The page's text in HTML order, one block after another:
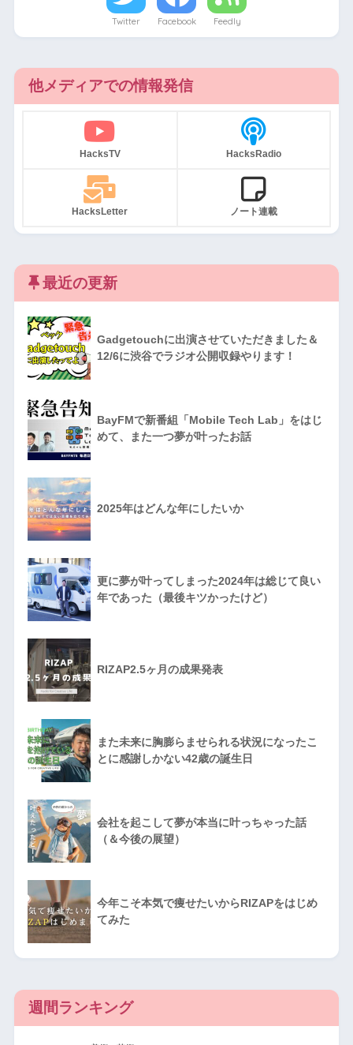
Twitter Facebook Feedly
他メディアでの情報発信
HacksTV HacksRadio
HacksLetter ノート連載
最近の更新
Gadgetouchに出演させていただきました＆
12/6に渋谷でラジオ公開収録やります！
BayFMで新番組「Mobile Tech Lab」をはじ
めて、また一つ夢が叶ったお話
2025年はどんな年にしたいか
更に夢が叶ってしまった2024年は総じて良い
年であった（最後キツかったけど）
RIZAP2.5ヶ月の成果発表
また未来に胸膨らませられる状況になったこ
とに感謝しかない42歳の誕生日
会社を起こして夢が本当に叶っちゃった話
（＆今後の展望）
今年こそ本気で痩せたいからRIZAPをはじめ
てみた
週間ランキング